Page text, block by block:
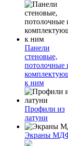
Панели
стеновые,
потолочные
к ним
Профили из
латуни
Экраны